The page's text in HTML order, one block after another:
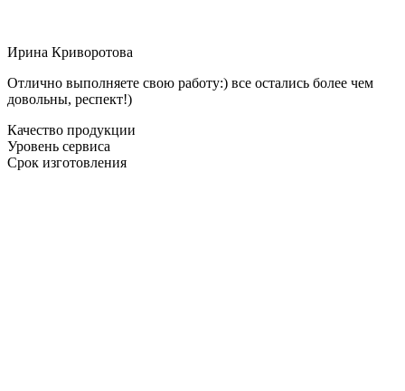
Ирина Криворотова
Отлично выполняете свою работу:) все остались более чем
довольны, респект!)
Качество продукции
Уровень сервиса
Срок изготовления